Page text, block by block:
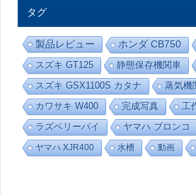
屋
カ
テ
ゴ
リ
ー
タグ
製品レビュー ホンダ CB750
スズキ GT125
静態保存機関車
スズキ GSX1100S カタナ
蒸気機
カワサキ W400
完成写真
工
ラズベリーパイ
ヤマハ ブロンコ
ヤマハ XJR400 水槽 動画